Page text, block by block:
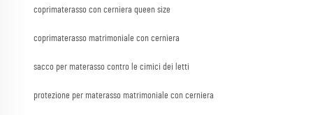
coprimaterasso con cerniera queen size
coprimaterasso matrimoniale con cerniera
sacco per materasso contro le cimici dei letti
protezione per materasso matrimoniale con cerniera